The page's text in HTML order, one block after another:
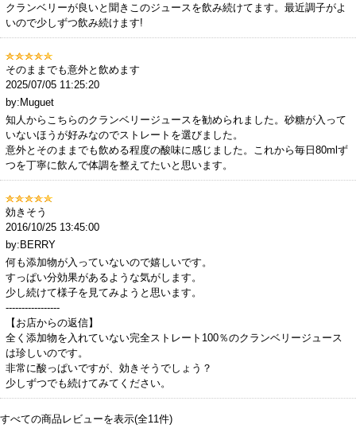
クランベリーが良いと聞きこのジュースを飲み続けてます。最近調子がよ
いので少しずつ飲み続けます!
そのままでも意外と飲めます
2025/07/05 11:25:20
by:Muguet
知人からこちらのクランベリージュースを勧められました。砂糖が入って
いないほうが好みなのでストレートを選びました。
意外とそのままでも飲める程度の酸味に感じました。これから毎日80mlず
つを丁寧に飲んで体調を整えてたいと思います。
効きそう
2016/10/25 13:45:00
by:BERRY
何も添加物が入っていないので嬉しいです。
すっぱい分効果があるような気がします。
少し続けて様子を見てみようと思います。
-----------------
【お店からの返信】
全く添加物を入れていない完全ストレート100％のクランベリージュース
は珍しいのです。
非常に酸っぱいですが、効きそうでしょう？
少しずつでも続けてみてください。
すべての商品レビューを表示(全11件)